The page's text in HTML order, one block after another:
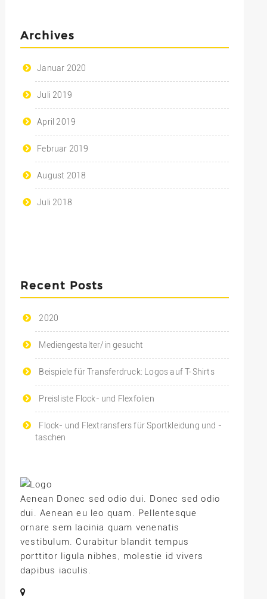
Archives
Januar 2020
Juli 2019
April 2019
Februar 2019
August 2018
Juli 2018
Recent Posts
2020
Mediengestalter/in gesucht
Beispiele für Transferdruck: Logos auf T-Shirts
Preisliste Flock- und Flexfolien
Flock- und Flextransfers für Sportkleidung und -
taschen
Aenean Donec sed odio dui. Donec sed odio
dui. Aenean eu leo quam. Pellentesque
ornare sem lacinia quam venenatis
vestibulum. Curabitur blandit tempus
porttitor ligula nibhes, molestie id vivers
dapibus iaculis.